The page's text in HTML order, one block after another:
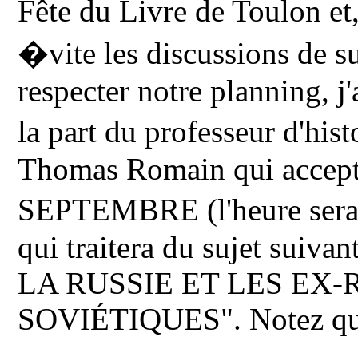
Fête du Livre de Toulon
�vite les discussions de
respecter notre planning,
la part du professeur
Thomas Romain qui
SEPTEMBRE (l'heure
qui traitera du sujet
LA RUSSIE ET LES EX-
SOVIÉTIQUES". Notez